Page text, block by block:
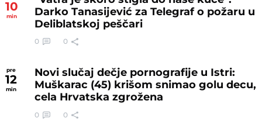
10
min
Darko Tanasijević za Telegraf o požaru u
Deliblatskoj peščari
0 0
pre
12
min
Novi slučaj dečje pornografije u Istri:
Muškarac (45) krišom snimao golu decu,
cela Hrvatska zgrožena
0 0